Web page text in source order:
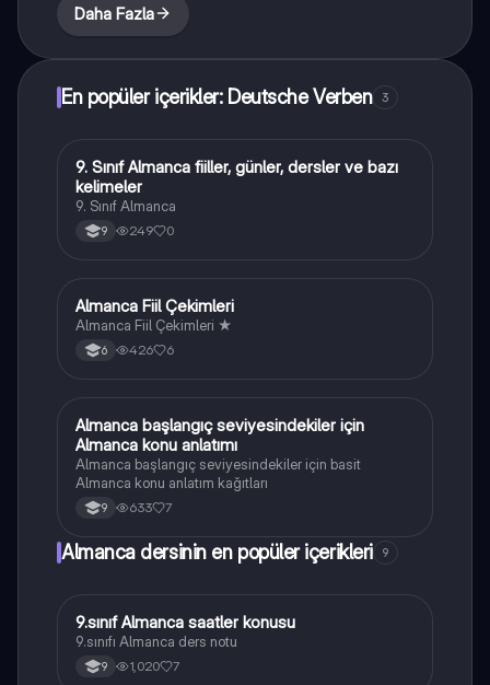
Daha Fazla
En popüler içerikler: Deutsche Verben 3
Almanca
9. Sınıf Almanca fiiller, günler, dersler ve bazı
kelimeler
9. Sınıf Almanca
9 249 0
Almanca
Almanca Fiil Çekimleri
Almanca Fiil Çekimleri ★
6 426 6
Almanca
Almanca başlangıç seviyesindekiler için
Almanca konu anlatımı
Almanca başlangıç seviyesindekiler için basit
Almanca konu anlatım kağıtları
9 633 7
Almanca dersinin en popüler içerikleri 9
Almanca
9.sınıf Almanca saatler konusu
9.sınıfı Almanca ders notu
9 1,020 7